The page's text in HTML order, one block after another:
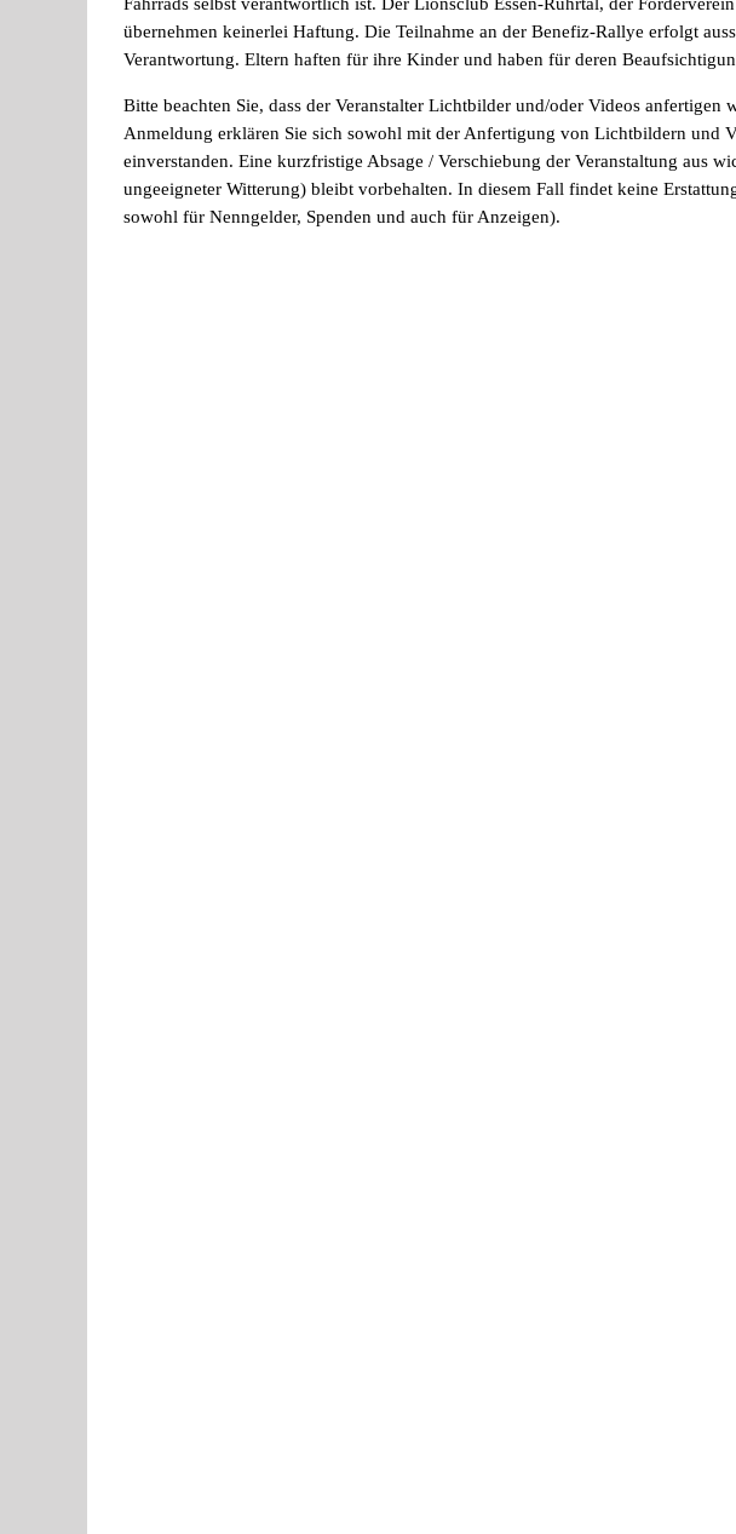
Fahrrads selbst verantwortlich ist. Der Lionsclub Essen-Ruhrtal, der
übernehmen keinerlei Haftung. Die Teilnahme an der Benefiz-Rallye erfolgt
Verantwortung. Eltern haften für ihre Kinder und haben für deren
Bitte beachten Sie, dass der Veranstalter Lichtbilder und/oder Videos
Anmeldung erklären Sie sich sowohl mit der Anfertigung von Lichtbildern und
einverstanden. Eine kurzfristige Absage / Verschiebung der Veranstaltung aus
ungeeigneter Witterung) bleibt vorbehalten. In diesem Fall findet keine
sowohl für Nenngelder, Spenden und auch für Anzeigen).